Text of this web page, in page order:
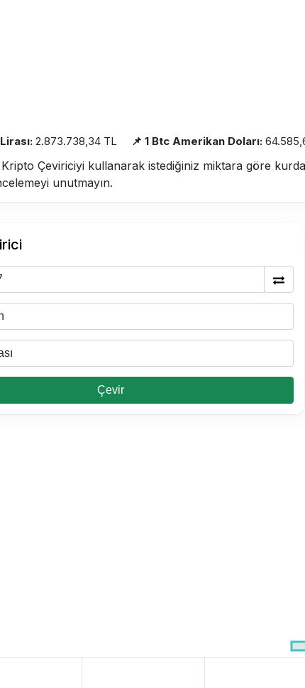
2.873.738,34 TL 📌 1 Btc Amerikan Doları:
Kripto Çeviriciyi kullanarak istediğiniz miktara göre
unutmayın.
Çevir